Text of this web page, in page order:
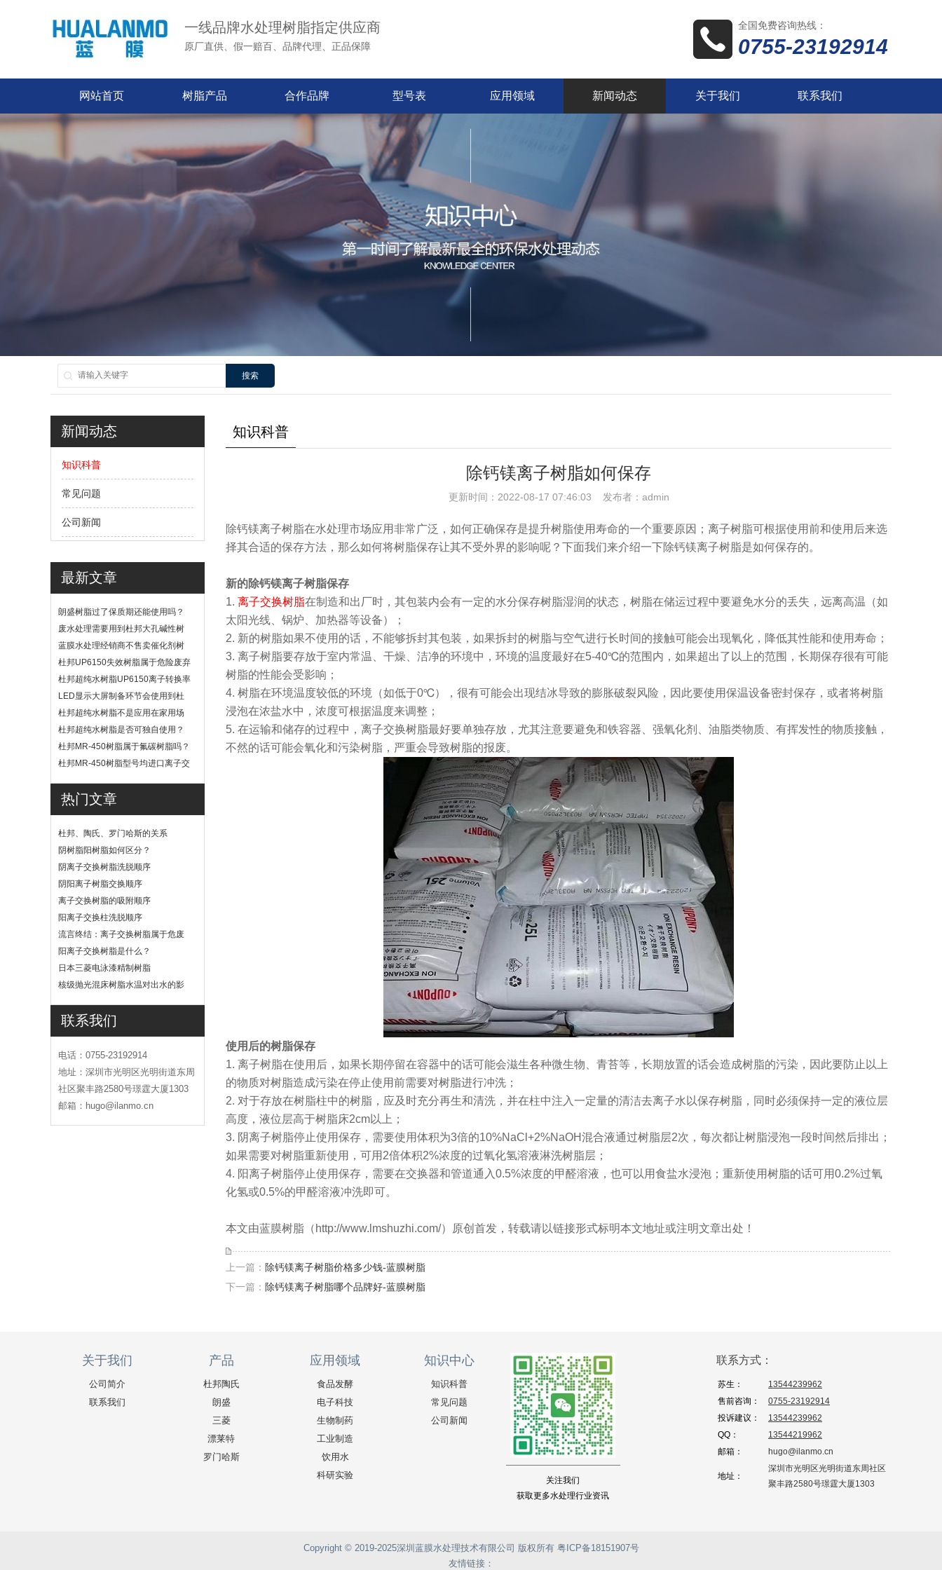
一线品牌水处理树脂指定供应商
原厂直供、假一赔百、品牌代理、正品保障
全国免费咨询热线：
0755-23192914
网站首页 树脂产品 合作品牌 型号表 应用领域 新闻动态 关于我们 联系我们
搜索
新闻动态
知识科普
常见问题
公司新闻
最新文章
朗盛树脂过了保质期还能使用吗？
废水处理需要用到杜邦大孔碱性树
脂？
蓝膜水处理经销商不售卖催化剂树
脂
杜邦UP6150失效树脂属于危险废弃
物吗？
杜邦超纯水树脂UP6150离子转换率
高吗？
LED显示大屏制备环节会使用到杜
邦UP6040树脂吗？
杜邦超纯水树脂不是应用在家用场
景
杜邦超纯水树脂是否可独自使用？
杜邦MR-450树脂属于氟碳树脂吗？
杜邦MR-450树脂型号均进口离子交
热门文章
杜邦、陶氏、罗门哈斯的关系
阴树脂阳树脂如何区分？
阴离子交换树脂洗脱顺序
阴阳离子树脂交换顺序
离子交换树脂的吸附顺序
阳离子交换柱洗脱顺序
流言终结：离子交换树脂属于危废
吗
阳离子交换树脂是什么？
日本三菱电泳漆精制树脂
核级抛光混床树脂水温对出水的影
联系我们
电话：0755-23192914
地址：深圳市光明区光明街道东周
社区聚丰路2580号璟霆大厦1303
邮箱：hugo@ilanmo.cn
知识科普
除钙镁离子树脂如何保存
更新时间：2022-08-17 07:46:03 发布者：admin
除钙镁离子树脂在水处理市场应用非常广泛，如何正确保存是提升树脂使用寿命的一个重要原因；离子树脂可根据使用前和使用后来选
择其合适的保存方法，那么如何将树脂保存让其不受外界的影响呢？下面我们来介绍一下除钙镁离子树脂是如何保存的。
新的除钙镁离子树脂保存
1. 离子交换树脂在制造和出厂时，其包装内会有一定的水分保存树脂湿润的状态，树脂在储运过程中要避免水分的丢失，远离高温（如
太阳光线、锅炉、加热器等设备）；
2. 新的树脂如果不使用的话，不能够拆封其包装，如果拆封的树脂与空气进行长时间的接触可能会出现氧化，降低其性能和使用寿命；
3. 离子树脂要存放于室内常温、干燥、洁净的环境中，环境的温度最好在5-40℃的范围内，如果超出了以上的范围，长期保存很有可能
树脂的性能会受影响；
4. 树脂在环境温度较低的环境（如低于0℃），很有可能会出现结冰导致的膨胀破裂风险，因此要使用保温设备密封保存，或者将树脂
浸泡在浓盐水中，浓度可根据温度来调整；
5. 在运输和储存的过程中，离子交换树脂最好要单独存放，尤其注意要避免和铁容器、强氧化剂、油脂类物质、有挥发性的物质接触，
不然的话可能会氧化和污染树脂，严重会导致树脂的报废。
使用后的树脂保存
1. 离子树脂在使用后，如果长期停留在容器中的话可能会滋生各种微生物、青苔等，长期放置的话会造成树脂的污染，因此要防止以上
的物质对树脂造成污染在停止使用前需要对树脂进行冲洗；
2. 对于存放在树脂柱中的树脂，应及时充分再生和清洗，并在柱中注入一定量的清洁去离子水以保存树脂，同时必须保持一定的液位层
高度，液位层高于树脂床2cm以上；
3. 阴离子树脂停止使用保存，需要使用体积为3倍的10%NaCl+2%NaOH混合液通过树脂层2次，每次都让树脂浸泡一段时间然后排出；
如果需要对树脂重新使用，可用2倍体积2%浓度的过氧化氢溶液淋洗树脂层；
4. 阳离子树脂停止使用保存，需要在交换器和管道通入0.5%浓度的甲醛溶液，也可以用食盐水浸泡；重新使用树脂的话可用0.2%过氧
化氢或0.5%的甲醛溶液冲洗即可。
本文由蓝膜树脂（http://www.lmshuzhi.com/）原创首发，转载请以链接形式标明本文地址或注明文章出处！
上一篇： 除钙镁离子树脂价格多少钱-蓝膜树脂
下一篇： 除钙镁离子树脂哪个品牌好-蓝膜树脂
关于我们
公司简介
联系我们
产品
杜邦陶氏
朗盛
三菱
漂莱特
罗门哈斯
应用领域
食品发酵
电子科技
生物制药
工业制造
饮用水
科研实验
知识中心
知识科普
常见问题
公司新闻
关注我们
获取更多水处理行业资讯
联系方式：
苏生：
13544239962
售前咨询：
0755-23192914
投诉建议：
13544239962
QQ：
13544219962
邮箱：
hugo@ilanmo.cn
地址：
深圳市光明区光明街道东周社区
聚丰路2580号璟霆大厦1303
Copyright © 2019-2025深圳蓝膜水处理技术有限公司 版权所有 粤ICP备18151907号
友情链接：